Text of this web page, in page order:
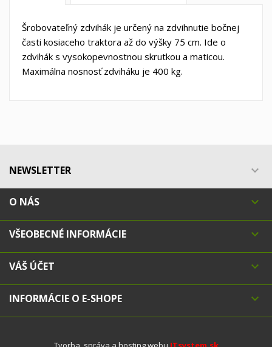
Šrobovateľný zdvihák je určený na zdvihnutie bočnej
časti kosiaceho traktora až do výšky 75 cm. Ide o
zdvihák s vysokopevnostnou skrutkou a maticou.
Maximálna nosnosť zdviháku je 400 kg.
NEWSLETTER 
O NÁS 
VŠEOBECNÉ INFORMÁCIE 
VÁŠ ÚČET 
INFORMÁCIE O E-SHOPE 